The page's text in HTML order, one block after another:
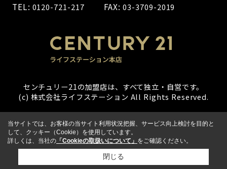
TEL: 0120-721-217 FAX:03-3709-2019
センチュリー21の加盟店は、すべて独立・自営です。
(c) 株式会社ライフステーション All Rights Reserved.
当サイトでは、お客様の当サイト利用状況把握、サービス向上検討を目的と
して、クッキー（Cookie）を使用しています。
詳しくは、当社の 「Cookieの取扱いについて」 をご確認ください。
閉じる